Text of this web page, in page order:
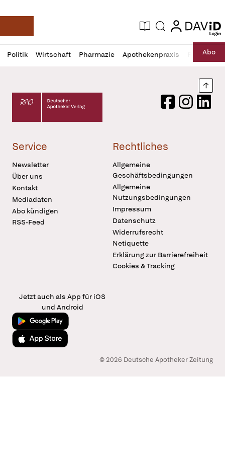
Deutsche Apotheker Zeitung
Aktuelle Ausgabe
Suche login
login
Politik Wirtschaft Pharmazie Apothekenpraxis RechtAbo
Profil
öffnen
Daz
Pur
Deutscher Apotheker Verlag Logo
FacebookInstagram
Service
Newsletter
Über uns
Kontakt
Mediadaten
Abo kündigen
RSS-Feed
Rechtliches
Allgemeine
Geschäftsbedingungen
Allgemeine
Nutzungsbedingungen
Impressum
Datenschutz
Widerrufsrecht
Netiquette
Erklärung zur Barrierefreiheit
Cookies & Tracking
Jetzt auch als App für iOS
und Android
Jetzt bei Google Play
Laden im App Store
© 2026 Deutsche Apotheker Zeitung